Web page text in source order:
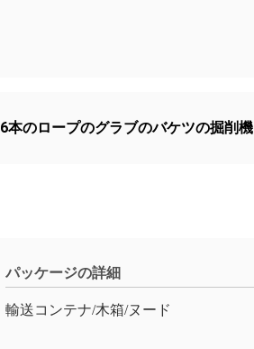
6本のロープのグラブのバケツの掘削機
パッケージの詳細
輸送コンテナ/木箱/ヌード